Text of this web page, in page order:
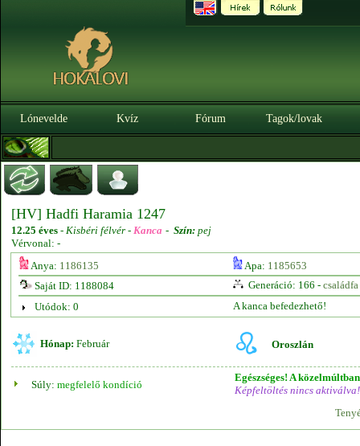
Lónevelde Kvíz Fórum Tagok/lovak
[HV] Hadfi Haramia 1247
12.25 éves - Kisbéri félvér - Kanca - Szín: pej
Vérvonal: -
Anya: 1186135 Apa: 1185653
Saját ID: 1188084
Generáció: 166 - családfa
Utódok: 0
A kanca befedezhető!
Hónap: Február Oroszlán
Súly: megfelelő kondíció
Egészséges! A
Képfeltöltés nincs aktiválva!